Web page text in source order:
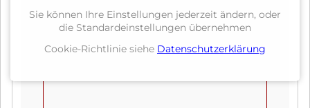
Was ist die Summe aus 6 und 5?
Pflichtfeld
Kommentar *
Sie können Ihre Einstellungen jederzeit ändern, oder
die Standardeinstellungen übernehmen
Cookie-Richtlinie siehe Datenschutzerklärung